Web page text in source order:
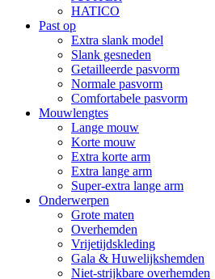
HATICO
Past op
Extra slank model
Slank gesneden
Getailleerde pasvorm
Normale pasvorm
Comfortabele pasvorm
Mouwlengtes
Lange mouw
Korte mouw
Extra korte arm
Extra lange arm
Super-extra lange arm
Onderwerpen
Grote maten
Overhemden
Vrijetijdskleding
Gala & Huwelijkshemden
Niet-strijkbare overhemden